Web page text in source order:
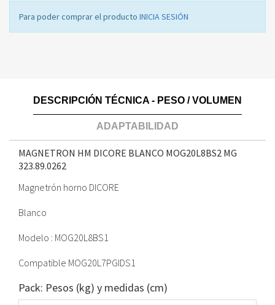
Para poder comprar el producto INICIA SESIÓN
DESCRIPCIÓN TÉCNICA - PESO / VOLUMEN
ADAPTABILIDAD
MAGNETRON HM DICORE BLANCO MOG20L8BS2 MG
323.89.0262
Magnetrón horno DICORE
Blanco
Modelo : MOG20L8BS1
Compatible MOG20L7PGIDS1
Pack: Pesos (kg) y medidas (cm)